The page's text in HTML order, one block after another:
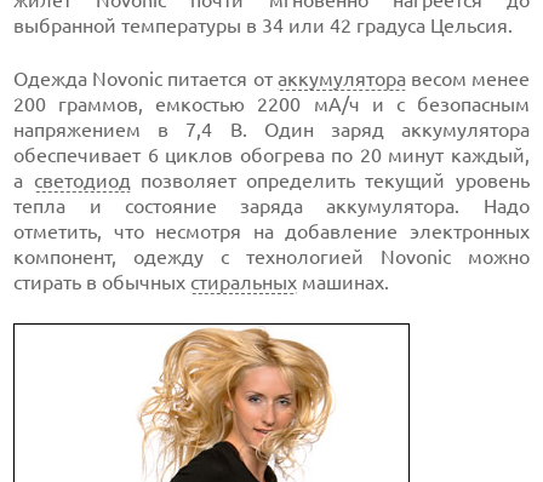
выбранной температуры в 34 или 42 градуса Цельсия.
Одежда Novonic питается отаккумуляторавесом менее
200 граммов, емкостью 2200 мА/ч и с безопасным
напряжением в 7,4 В. Один заряд аккумулятора
обеспечивает 6 циклов обогрева по 20 минут каждый,
а светодиод позволяет определить текущий уровень
тепла и состояние заряда аккумулятора. Надо
отметить, что несмотря на добавление электронных
компонент, одежду с технологией Novonic можно
стирать в обычных стиральных машинах.